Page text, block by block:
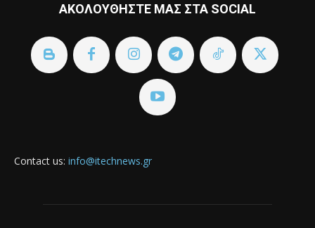
ΑΚΟΛΟΥΘΗΣΤΕ ΜΑΣ ΣΤΑ SOCIAL
Contact us: info@itechnews.gr